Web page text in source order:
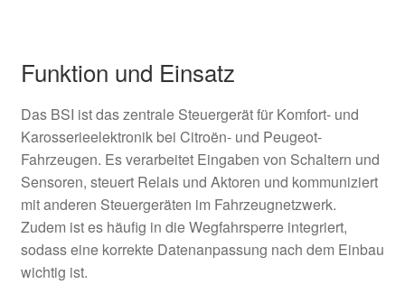
Funktion und Einsatz
Das BSI ist das zentrale Steuergerät für Komfort- und
Karosserieelektronik bei Citroën- und Peugeot-
Fahrzeugen. Es verarbeitet Eingaben von Schaltern und
Sensoren, steuert Relais und Aktoren und kommuniziert
mit anderen Steuergeräten im Fahrzeugnetzwerk.
Zudem ist es häufig in die Wegfahrsperre integriert,
sodass eine korrekte Datenanpassung nach dem Einbau
wichtig ist.